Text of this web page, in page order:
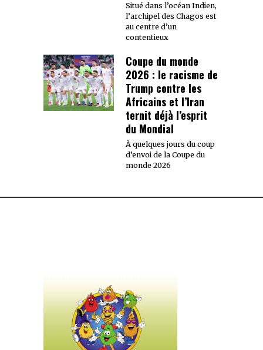
Situé dans l’océan Indien,
l’archipel des Chagos est
au centre d’un
contentieux
Coupe du monde
2026 : le racisme de
Trump contre les
Africains et l’Iran
ternit déjà l’esprit
du Mondial
À quelques jours du coup
d’envoi de la Coupe du
monde 2026